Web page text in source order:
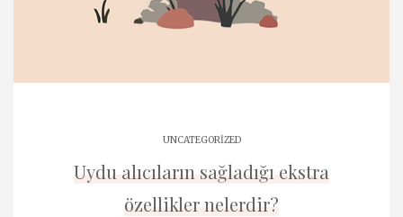
UNCATEGORIZED
Uydu alıcıların sağladığı ekstra
özellikler nelerdir?